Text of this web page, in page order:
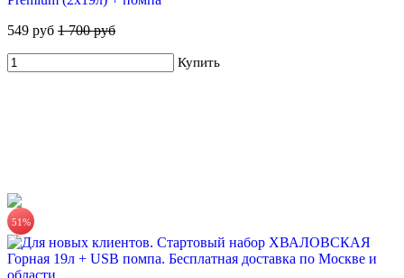
ХВАЛОВСКАЯ Горная минеральная столовая вода 18,9л в
одноразовой таре
549 руб 1 700 руб
Купить
51%